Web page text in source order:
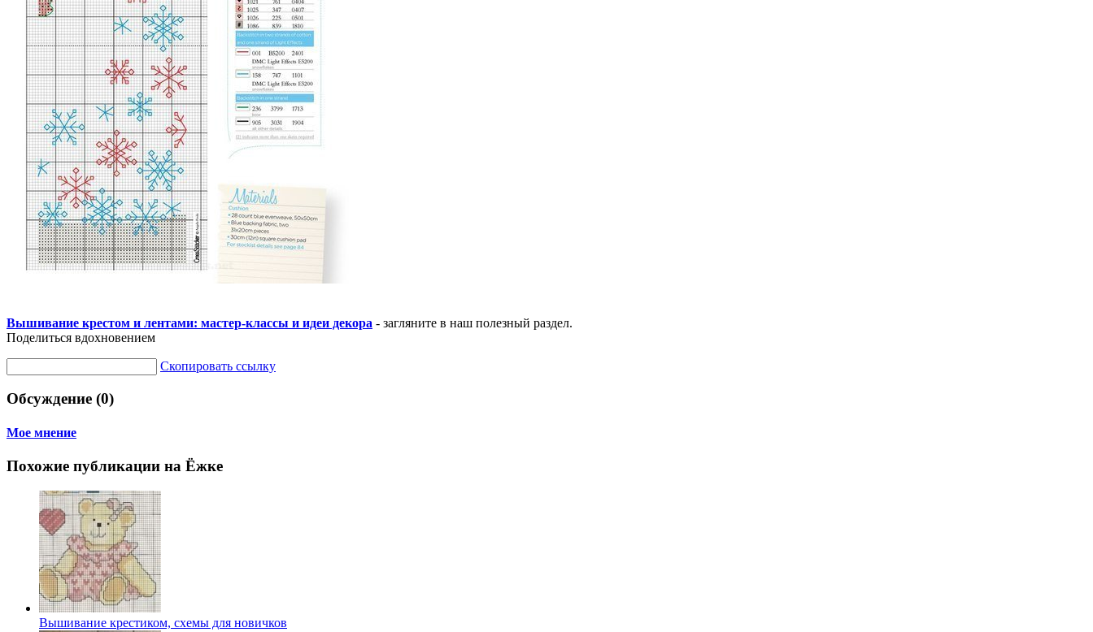
Вышивание крестом и лентами: мастер-классы и идеи декора - загляните в наш полезный раздел.
Поделиться вдохновением
Скопировать ссылку
Обсуждение (0)
Мое мнение
Похожие публикации на Ёжке
Вышивание крестиком, схемы для новичков